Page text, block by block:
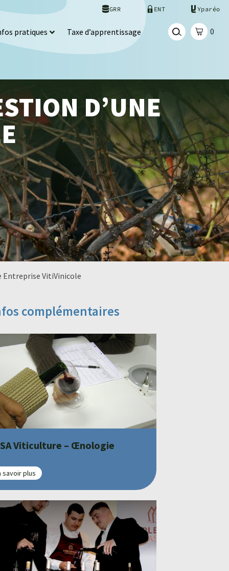
GRR ENT Yparéo
pratiques
Taxe d’apprentissage
0
D’UNE
Entreprise VitiVinicole
complémentaires
Viticulture – Œnologie
savoir plus